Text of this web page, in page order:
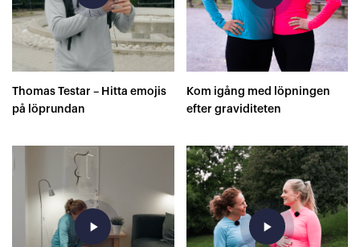
Thomas Testar – Hitta emojis
på löprundan
Kom igång med löpningen
efter graviditeten
play_arrow play_arrow